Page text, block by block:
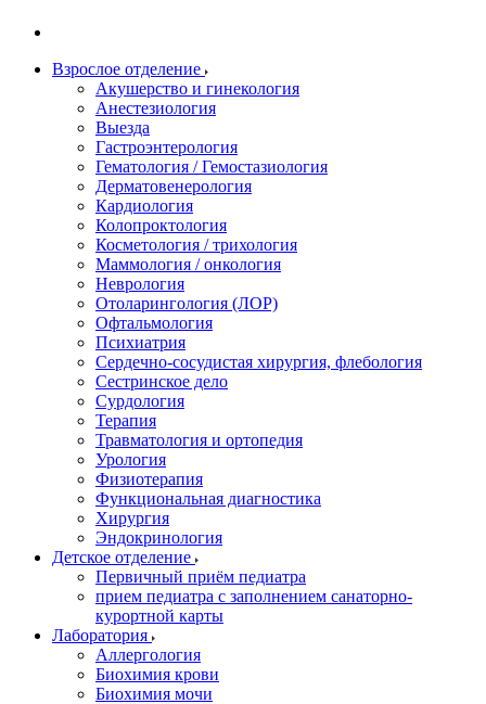
Взрослое отделение
Акушерство и гинекология
Анестезиология
Выезда
Гастроэнтерология
Гематология / Гемостазиология
Дерматовенерология
Кардиология
Колопроктология
Косметология / трихология
Маммология / онкология
Неврология
Отоларингология (ЛОР)
Офтальмология
Психиатрия
Сердечно-сосудистая хирургия, флебология
Сестринское дело
Сурдология
Терапия
Травматология и ортопедия
Урология
Физиотерапия
Функциональная диагностика
Хирургия
Эндокринология
Детское отделение
Первичный приём педиатра
прием педиатра с заполнением санаторно-
курортной карты
Лаборатория
Аллергология
Биохимия крови
Биохимия мочи